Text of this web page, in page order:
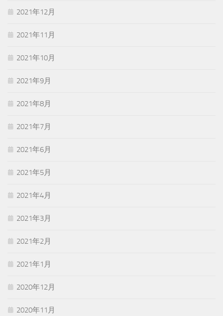
2021年12月
2021年11月
2021年10月
2021年9月
2021年8月
2021年7月
2021年6月
2021年5月
2021年4月
2021年3月
2021年2月
2021年1月
2020年12月
2020年11月